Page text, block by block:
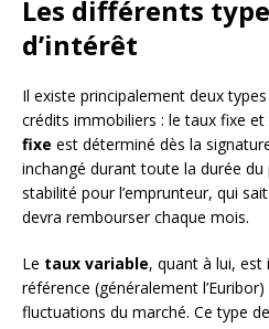
Les différents
d’intérêt
Il existe principalement deux
crédits immobiliers : le taux fixe et
fixe est déterminé dès la
inchangé durant toute la durée
stabilité pour l’emprunteur, qui
devra rembourser chaque mois.
Le taux variable, quant à lui, est
référence (généralement
fluctuations du marché. Ce type